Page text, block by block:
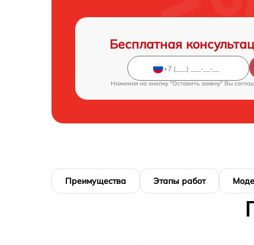
Бесплатная
Нажимая на кнопку "Оставить заявку" Вы
Преимущества Этапы работ